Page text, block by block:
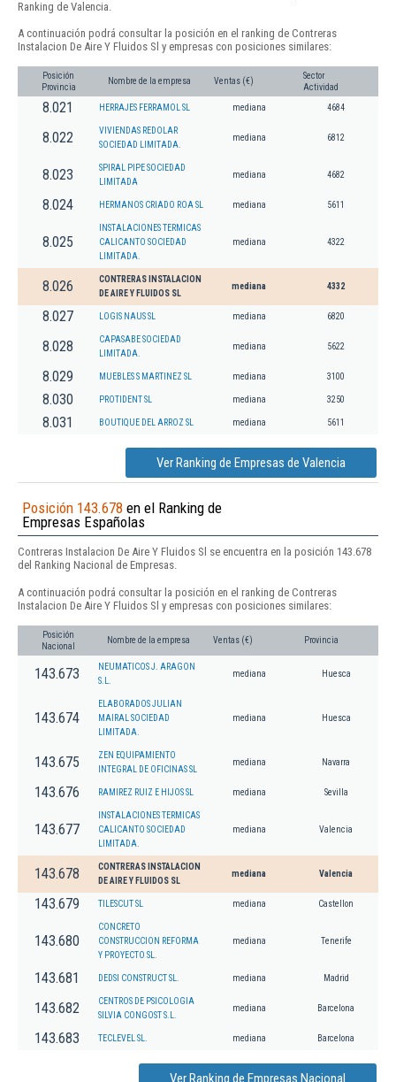
Ranking de Valencia.
A continuación podrá consultar la posición en el ranking de Contreras
Instalacion De Aire Y Fluidos Sl y empresas con posiciones similares:
Posición
Provincia
Nombre de la empresa Ventas (€)
Sector
Actividad
8.021 HERRAJES FERRAMOL SL mediana 4684
8.022
VIVIENDAS REDOLAR
SOCIEDAD LIMITADA.
mediana 6812
8.023
SPIRAL PIPE SOCIEDAD
LIMITADA
mediana 4682
8.024 HERMANOS CRIADO ROA SL mediana 5611
8.025
INSTALACIONES TERMICAS
CALICANTO SOCIEDAD
LIMITADA.
mediana 4322
8.026
CONTRERAS INSTALACION
DE AIRE Y FLUIDOS SL
mediana 4332
8.027 LOGIS NAUS SL mediana 6820
8.028
CAPASABE SOCIEDAD
LIMITADA.
mediana 5622
8.029 MUEBLES S MARTINEZ SL mediana 3100
8.030 PROTIDENT SL mediana 3250
8.031 BOUTIQUE DEL ARROZ SL mediana 5611
Ver Ranking de Empresas de Valencia
Posición 143.678 en el Ranking de
Empresas Españolas
Contreras Instalacion De Aire Y Fluidos Sl se encuentra en la posición 143.678
del Ranking Nacional de Empresas.
A continuación podrá consultar la posición en el ranking de Contreras
Instalacion De Aire Y Fluidos Sl y empresas con posiciones similares:
Posición
Nacional
Nombre de la empresa Ventas (€) Provincia
143.673
NEUMATICOS J. ARAGON
S.L.
mediana Huesca
143.674
ELABORADOS JULIAN
MAIRAL SOCIEDAD
LIMITADA.
mediana Huesca
143.675
ZEN EQUIPAMIENTO
INTEGRAL DE OFICINAS SL
mediana Navarra
143.676 RAMIREZ RUIZ E HIJOS SL mediana Sevilla
143.677
INSTALACIONES TERMICAS
CALICANTO SOCIEDAD
LIMITADA.
mediana Valencia
143.678
CONTRERAS INSTALACION
DE AIRE Y FLUIDOS SL
mediana Valencia
143.679 TILESCUT SL mediana Castellon
143.680
CONCRETO
CONSTRUCCION REFORMA
Y PROYECTO SL.
mediana Tenerife
143.681 DEDSI CONSTRUCT SL. mediana Madrid
143.682
CENTROS DE PSICOLOGIA
SILVIA CONGOST S.L.
mediana Barcelona
143.683 TECLEVEL SL. mediana Barcelona
Ver Ranking de Empresas Nacional